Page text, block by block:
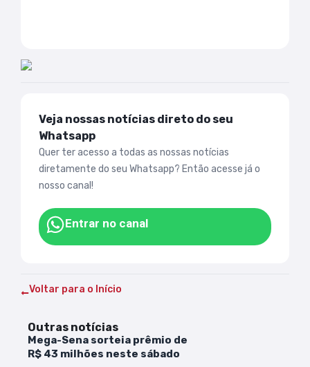
Veja nossas notícias direto do seu
Whatsapp
Quer ter acesso a todas as nossas notícias
diretamente do seu Whatsapp? Então acesse já o
nosso canal!
Entrar no canal
Voltar para o Início
Outras notícias
Mega-Sena sorteia prêmio de
R$ 43 milhões neste sábado